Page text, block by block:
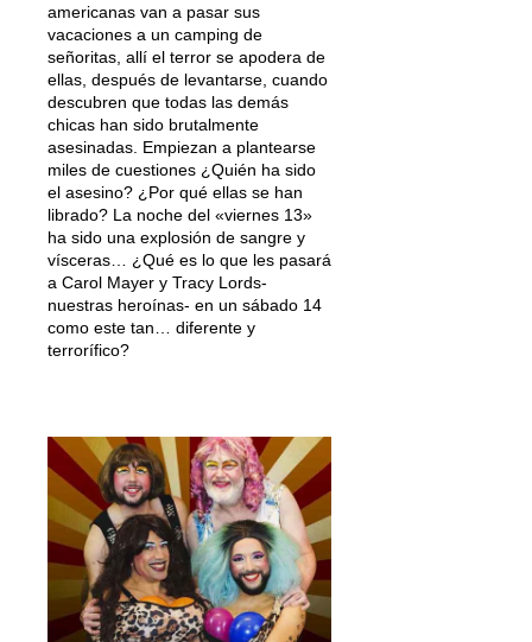
americanas van a pasar sus
vacaciones a un camping de
señoritas, allí el terror se apodera de
ellas, después de levantarse, cuando
descubren que todas las demás
chicas han sido brutalmente
asesinadas. Empiezan a plantearse
miles de cuestiones ¿Quién ha sido
el asesino? ¿Por qué ellas se han
librado? La noche del «viernes 13»
ha sido una explosión de sangre y
vísceras… ¿Qué es lo que les pasará
a Carol Mayer y Tracy Lords-
nuestras heroínas- en un sábado 14
como este tan… diferente y
terrorífico?